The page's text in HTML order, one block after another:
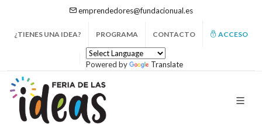
emprendedores@fundacionual.es
¿TIENES UNA IDEA? PROGRAMA CONTACTO ACCESO
Powered by Translate